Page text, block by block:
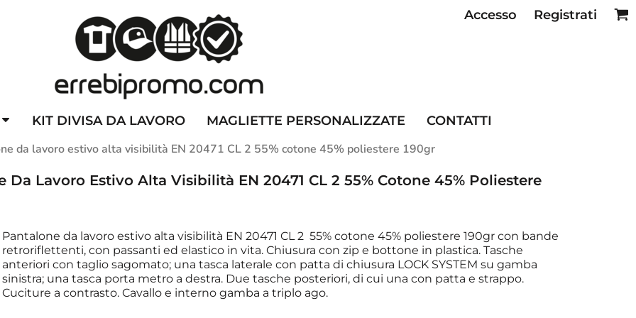
Accesso Registrati
KIT DIVISA DA LAVORO MAGLIETTE PERSONALIZZATE CONTATTI
da lavoro estivo alta visibilità EN 20471 CL 2 55% cotone 45% poliestere 190gr
Lavoro Estivo Alta Visibilità EN 20471 CL 2 55% Cotone 45% Poliestere
Pantalone da lavoro estivo alta visibilità EN 20471 CL 2 55% cotone 45% poliestere 190gr con bande
retroriflettenti, con passanti ed elastico in vita. Chiusura con zip e bottone in plastica. Tasche
anteriori con taglio sagomato; una tasca laterale con patta di chiusura LOCK SYSTEM su gamba
sinistra; una tasca porta metro a destra. Due tasche posteriori, di cui una con patta e strappo.
Cuciture a contrasto. Cavallo e interno gamba a triplo ago.
CAPPELLINI PERSONALIZZATI ALTA VISIBILITA'